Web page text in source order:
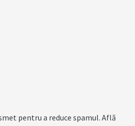
pentru a reduce spamul. Află